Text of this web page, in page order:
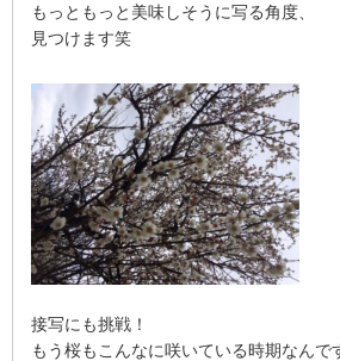
もっともっと美味しそうに写る角度、
見つけます笑
接写にも挑戦！
もう桜もこんなに咲いている時期なんで